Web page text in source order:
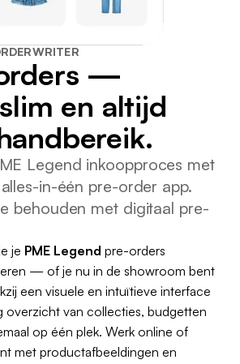
—
en altijd
Legend inkoopproces met
in-één pre-order app.
behouden met digitaal pre-
je PME Legend pre-orders
— of je nu in de showroom bent
een visuele en intuïtieve interface
overzicht van collecties, budgetten
op één plek. Werk online of
met productafbeeldingen en